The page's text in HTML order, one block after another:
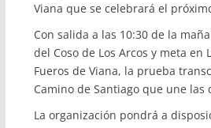
Viana que se celebrará el
Con salida a las 10:30 de la
del Coso de Los Arcos y meta en
Fueros de Viana, la prueba
Camino de Santiago que une las
La organización pondrá a